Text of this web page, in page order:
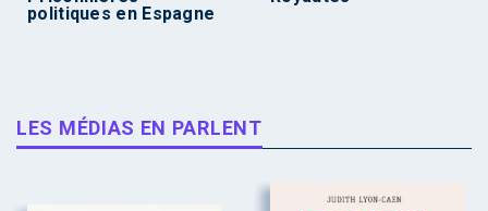
politiques en Espagne
LES MÉDIAS EN PARLENT